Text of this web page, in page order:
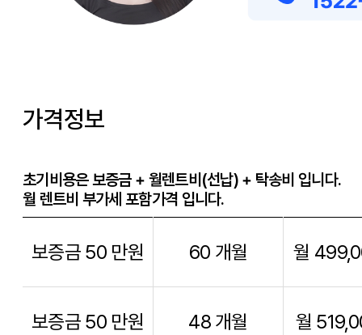
가격정보
초기비용은 보증금 + 월렌트비(선납) + 탁송비 입니다.
월 렌트비 부가세 포함가격 입니다.
보증금 50 만원 60 개월 월
보증금 50 만원 48 개월 월